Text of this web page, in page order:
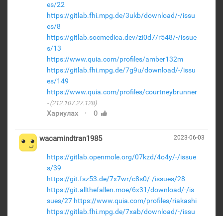
es/22
https://gitlab.fhi.mpg.de/3ukb/download/-/issu
es/8
https://gitlab.socmedica.dev/zi0d7/r548/-/issue
s/13
https://www.quia.com/profiles/amber132m
https://gitlab.fhi.mpg.de/7g9u/download/-/issu
es/149
https://www.quia.com/profiles/courtneybrunner
(212.107.27.128)
Хариулах · 0
2023-06-03
wacamindtran1985
https://gitlab.openmole.org/07kzd/4o4y/-/issue
s/39
https://git.fsz53.de/7x7wr/c8s0/-/issues/28
https://git.allthefallen.moe/6x31/download/-/is
sues/27 https://www.quia.com/profiles/riakashi
https://gitlab.fhi.mpg.de/7xab/download/-/issu